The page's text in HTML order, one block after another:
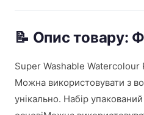
📝 Опис товару:
Super Washable Watercolour
Можна використовувати з
унікально. Набір